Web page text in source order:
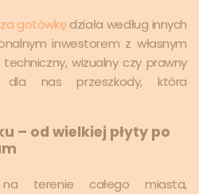
gotówkędziała według innych
inwestorem z własnym
wizualny czy prawny
nas przeszkody, która
– od wielkiej płyty po
na terenie całego miasta,